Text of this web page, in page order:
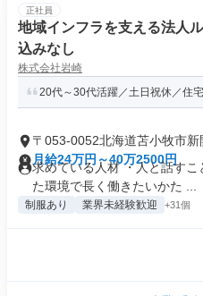
正社員
地域インフラを支える法人
込みなし
株式会社岩崎
20代～30代活躍／土日祝休／住
〒053-0052北海道苫小牧市新
月給24万円～40万2500円
求めている人材 ・人と話す
た環境で長く働きたいかた ...
制服あり 業界未経験歓迎 +31個